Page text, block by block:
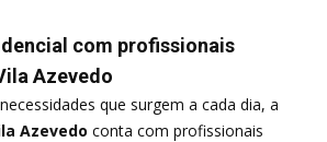
com profissionais
Azevedo
que surgem a cada dia, a
Azevedo conta com profissionais